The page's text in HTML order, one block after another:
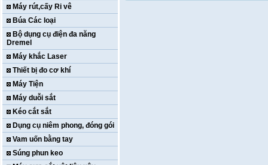
Máy rút,cấy Ri vê
Búa Các loại
Bộ dụng cụ điện đa năng
Dremel
Máy khắc Laser
Thiết bị đo cơ khí
Máy Tiện
Máy duỗi sắt
Kéo cắt sắt
Dụng cụ niêm phong, đóng gói
Vam uốn bằng tay
Súng phun keo